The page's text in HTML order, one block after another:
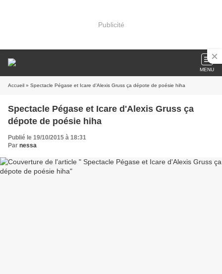
Publicité
MENU
Accueil » Spectacle Pégase et Icare d'Alexis Gruss ça dépote de poésie hiha
Spectacle Pégase et Icare d'Alexis Gruss ça
dépote de poésie hiha
Publié le 19/10/2015 à 18:31
Par nessa